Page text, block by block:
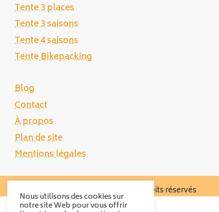
Tente 3 places
Tente 3 saisons
Tente 4 saisons
Tente Bikepacking
Blog
Contact
À propos
Plan de site
Mentions légales
Copyright 2025 Tente Trek - Tous droits réservés
Nous utilisons des cookies sur
notre site Web pour vous offrir